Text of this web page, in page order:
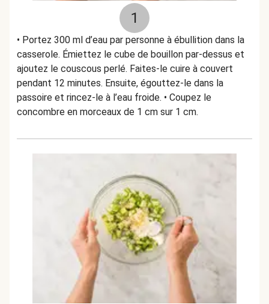
1
• Portez 300 ml d’eau par personne à ébullition dans la
casserole. Émiettez le cube de bouillon par-dessus et
ajoutez le couscous perlé. Faites-le cuire à couvert
pendant 12 minutes. Ensuite, égouttez-le dans la
passoire et rincez-le à l’eau froide. • Coupez le
concombre en morceaux de 1 cm sur 1 cm.